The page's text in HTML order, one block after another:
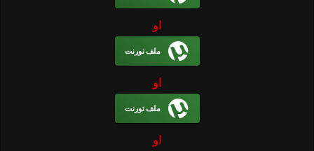
او
ملف تورنت
او
ملف تورنت
او